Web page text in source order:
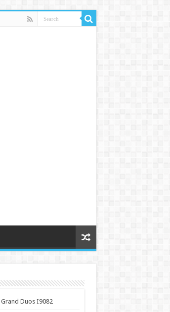
Duos I9082